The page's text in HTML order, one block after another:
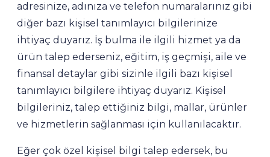
adresinize, adınıza ve telefon numaralarınız gibi
diğer bazı kişisel tanımlayıcı bilgilerinize
ihtiyaç duyarız. İş bulma ile ilgili hizmet ya da
ürün talep ederseniz, eğitim, iş geçmişi, aile ve
finansal detaylar gibi sizinle ilgili bazı kişisel
tanımlayıcı bilgilere ihtiyaç duyarız. Kişisel
bilgileriniz, talep ettiğiniz bilgi, mallar, ürünler
ve hizmetlerin sağlanması için kullanılacaktır.
Eğer çok özel kişisel bilgi talep edersek, bu